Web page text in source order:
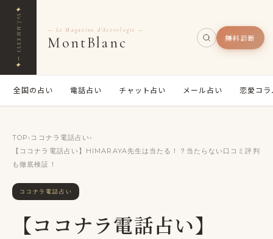
✦
Vol.MMXXVI ─
✦
— Le Magazine d'Astrologie —
MontBlanc 無料診断
全国の占い 電話占い チャット占い メール占い 恋愛コラ
TOP›ココナラ電話占い›
【ココナラ電話占い】HIMARAYA先生は当たる！？当たらない口コミ評判
も徹底検証！
ココナラ電話占い
【ココナラ電話占い】